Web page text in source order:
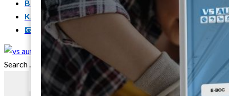
BLOG
KARRIERE
📧 KUNDEKLUB
Search ...